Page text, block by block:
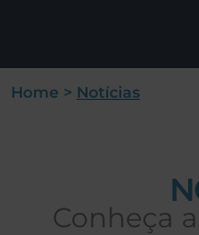
Home > Notícias
Conheça